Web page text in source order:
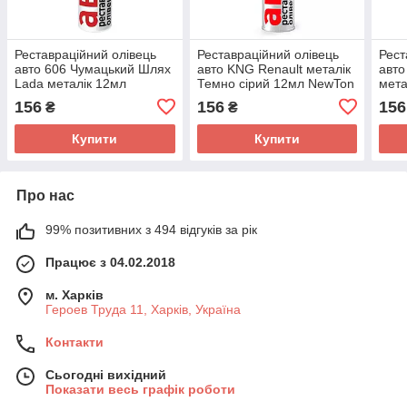
Реставраційний олівець
авто 606 Чумацький Шлях
Lada металік 12мл
156 ₴
Купити
Реставраційний олівець
авто KNG Renault металік
Темно сірий 12мл NewTon
156₴
Купити
156
Про нас
99% позитивних з 494 відгуків за рік
Працює з 04.02.2018
м. Харків
Героев Труда 11, Харків, Україна
Контакти
Сьогодні вихідний
Показати весь графік роботи